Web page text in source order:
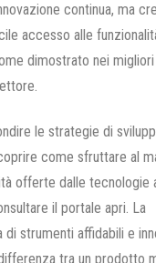
continua, ma
accesso alle
dimostrato nei
le strategie di
come sfruttare al
offerte dalle tecnologie
il portale apri. La
di strumenti affidabili e
tra un prodotto